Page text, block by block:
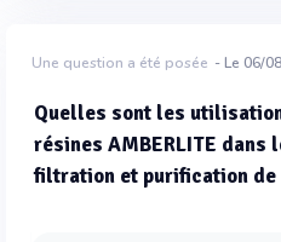
Une question a été posée - Le 06/
Quelles sont les
résines AMBERLITE dans
filtration et purification de